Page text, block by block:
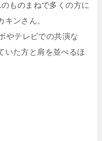
ものまねで多くの方に
ンさん。
やテレビでの共演な
いた方と肩を並べるほ